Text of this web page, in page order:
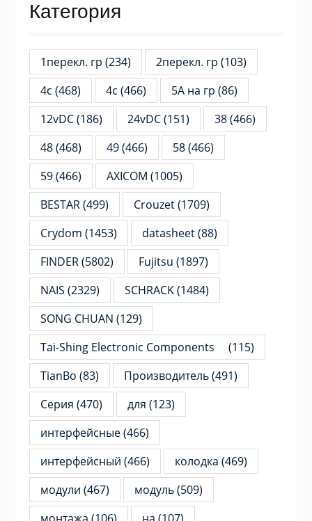
Категория
1перекл. гр (234) 2перекл. гр (103)
4c (468) 4с (466) 5А на гр (86)
12vDC(186) 24vDC(151) 38(466)
48(468) 49(466) 58(466)
59(466) AXICOM (1005)
BESTAR(499) Crouzet(1709)
Crydom (1453) datasheet(88)
FINDER(5802) Fujitsu (1897)
NAIS (2329) SCHRACK(1484)
SONG CHUAN (129)
Tai-Shing Electronic Components
(115)
TianBo (83) Производитель(491)
Серия (470) для (123)
интерфейсные(466)
интерфейсный (466) колодка (469)
модули (467) модуль(509)